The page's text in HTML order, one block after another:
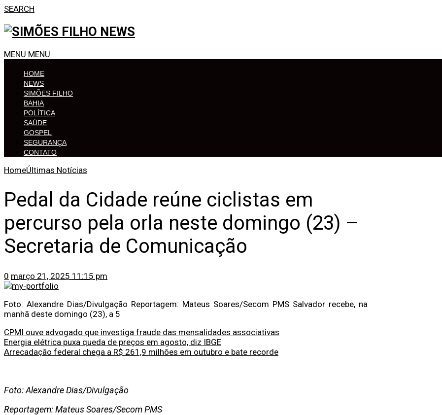
SEARCH
MENU MENU
HOME
NEWS
SIMÕES FILHO
BAHIA
POLÍTICA
SAÚDE
GOSPEL
SEGURANÇA
CONTATO
HomeÚltimas Notícias
Pedal da Cidade reúne ciclistas em
percurso pela orla neste domingo (23) –
Secretaria de Comunicação
0 março 21, 2025 11:15 pm
Foto: Alexandre Dias/Divulgação Reportagem: Mateus Soares/Secom PMS Salvador recebe, na
manhã deste domingo (23), a 5
CPMI ouve advogado que investiga fraude das mensalidades associativas
Energia elétrica puxa queda de preços em agosto, diz IBGE
Arrecadação federal chega a R$ 261,9 milhões em outubro e bate recorde
Foto: Alexandre Dias/Divulgação
Reportagem: Mateus Soares/Secom PMS